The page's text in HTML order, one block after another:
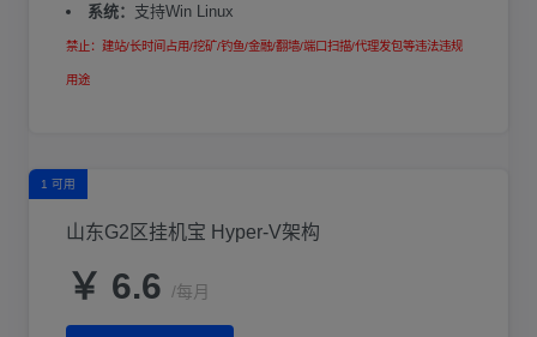
系统： 支持Win Linux
禁止：建站/长时间占用/挖矿/钓鱼/金融/翻墙/端口扫描/代理发包等违法违规
用途
1 可用
山东G2区挂机宝 Hyper-V架构
￥ 6.6 /每月